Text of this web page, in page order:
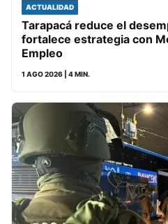
ACTUALIDAD
Tarapacá reduce el
fortalece estrategia con
Empleo
1 AGO 2026 | 4 MIN.